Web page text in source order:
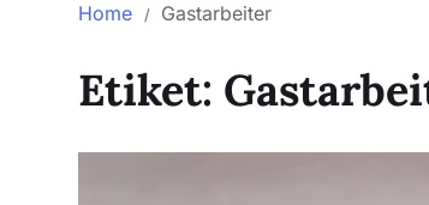
Home Gastarbeiter
Etiket: